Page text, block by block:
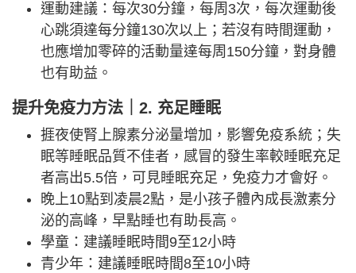
運動建議：每次30分鐘，每周3次，每次運動後
心跳須達每分鐘130次以上；若沒有時間運動，
也應增加零碎的活動量達每周150分鐘，對身體
也有助益。
提升免疫力方法｜2. 充足睡眠
捱夜使腎上腺素分泌量增加，影響免疫系統；失
眠等睡眠品質不佳者，感冒的發生率較睡眠充足
者高出5.5倍，可見睡眠充足，免疫力才會好。
晚上10點到凌晨2點，是小孩子體內成長激素分
泌的高峰，早點睡也有助長高。
學童：建議睡眠時間9至12小時
青少年：建議睡眠時間8至10小時